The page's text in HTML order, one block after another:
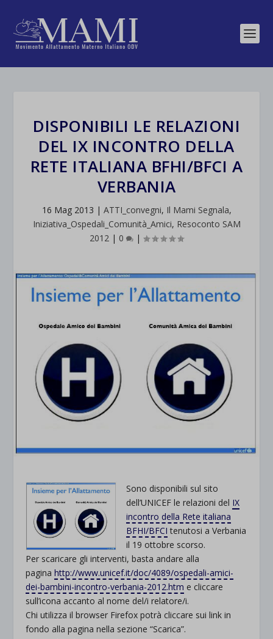
DISPONIBILI LE RELAZIONI
DEL IX INCONTRO DELLA
RETE ITALIANA BFHI/BFCI A
VERBANIA
16 Mag 2013 | ATTI_convegni, Il Mami Segnala,
Iniziativa_Ospedali_Comunità_Amici, Resoconto SAM
2012 | 0 |
Sono disponibili sul sito
dell’UNICEF le relazioni del IX
incontro della Rete italiana
BFHI/BFCI tenutosi a Verbania
il 19 ottobre scorso.
Per scaricare gli interventi, basta andare alla
paginahttp://www.unicef.it/doc/4089/ospedali-amici-
dei-bambini-incontro-verbania-2012.htm e cliccare
sull’icona accanto al nome del/i relatore/i.
Chi utilizza il browser Firefox potrà cliccare sui link in
fondo alla pagina nella sezione “Scarica”.